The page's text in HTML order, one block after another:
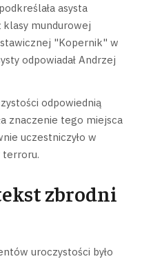
asysta
klasy mundurowej
"Kopernik" w
odpowiadał Andrzej
odpowiednią
znaczenie tego miejsca
uczestniczyło w
terroru.
zbrodni
uroczystości było